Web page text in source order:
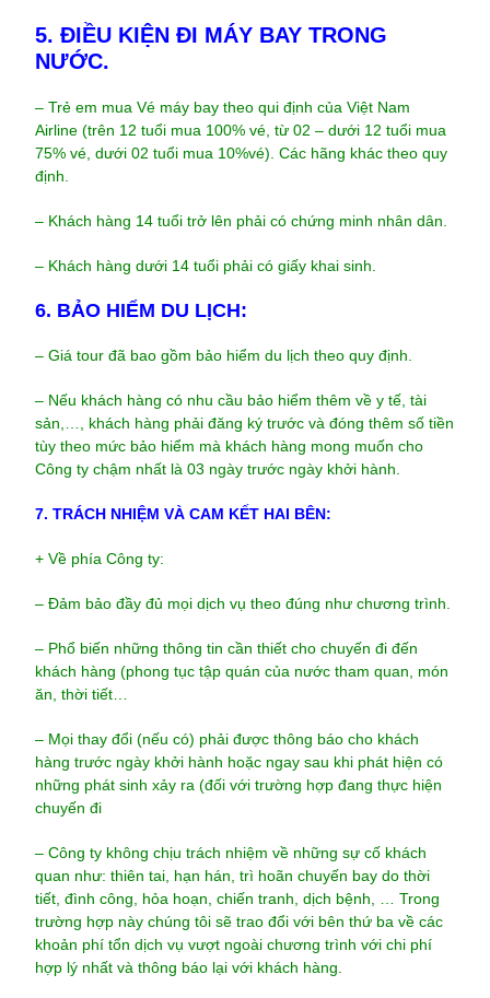
5. ĐIỀU KIỆN ĐI MÁY BAY TRONG
NƯỚC.
– Trẻ em mua Vé máy bay theo qui định của Việt Nam
Airline (trên 12 tuổi mua 100% vé, từ 02 – dưới 12 tuổi mua
75% vé, dưới 02 tuổi mua 10%vé). Các hãng khác theo quy
định.
– Khách hàng 14 tuổi trở lên phải có chứng minh nhân dân.
– Khách hàng dưới 14 tuổi phải có giấy khai sinh.
6. BẢO HIỂM DU LỊCH:
– Giá tour đã bao gồm bảo hiểm du lịch theo quy định.
– Nếu khách hàng có nhu cầu bảo hiểm thêm về y tế, tài
sản,…, khách hàng phải đăng ký trước và đóng thêm số tiền
tùy theo mức bảo hiểm mà khách hàng mong muốn cho
Công ty chậm nhất là 03 ngày trước ngày khởi hành.
7. TRÁCH NHIỆM VÀ CAM KẾT HAI BÊN:
+ Về phía Công ty:
– Đảm bảo đầy đủ mọi dịch vụ theo đúng như chương trình.
– Phổ biến những thông tin cần thiết cho chuyến đi đến
khách hàng (phong tục tập quán của nước tham quan, món
ăn, thời tiết…
– Mọi thay đổi (nếu có) phải được thông báo cho khách
hàng trước ngày khởi hành hoặc ngay sau khi phát hiện có
những phát sinh xảy ra (đối với trường hợp đang thực hiện
chuyến đi
– Công ty không chịu trách nhiệm về những sự cố khách
quan như: thiên tai, hạn hán, trì hoãn chuyến bay do thời
tiết, đình công, hỏa hoạn, chiến tranh, dịch bệnh, … Trong
trường hợp này chúng tôi sẽ trao đổi với bên thứ ba về các
khoản phí tổn dịch vụ vượt ngoài chương trình với chi phí
hợp lý nhất và thông báo lại với khách hàng.